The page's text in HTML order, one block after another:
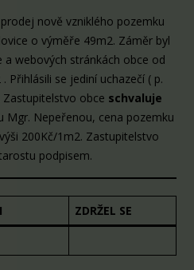
prodej nově vzniklého pozemku
o výměře 49m2. Záměr byl
a webových stránkách obce od
Přihlásili se jediní uchazečí ( p.
Zastupitelstvo obce schvaluje
Mgr. Nepeřenou, cena pozemku
200Kč/1m2. Zastupitelstvo
podpisem.
ZDRŽEL SE